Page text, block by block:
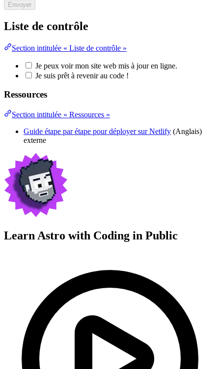
Envoyer
Liste de contrôle
Section intitulée « Liste de contrôle »
Je peux voir mon site web mis à jour en ligne.
Je suis prêt à revenir au code !
Ressources
Section intitulée « Ressources »
Guide étape par étape pour déployer sur Netlify (Anglais)
externe
Learn Astro with Coding in Public